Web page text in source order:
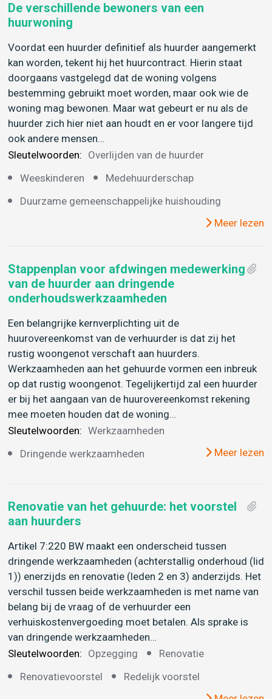
De verschillende bewoners van een
huurwoning
Voordat een huurder definitief als huurder aangemerkt
kan worden, tekent hij het huurcontract. Hierin staat
doorgaans vastgelegd dat de woning volgens
bestemming gebruikt moet worden, maar ook wie de
woning mag bewonen. Maar wat gebeurt er nu als de
huurder zich hier niet aan houdt en er voor langere tijd
ook andere mensen…
Sleutelwoorden: Overlijden van de huurder
Weeskinderen
Medehuurderschap
Duurzame gemeenschappelijke huishouding
Meer lezen
Stappenplan voor afdwingen medewerking
van de huurder aan dringende
onderhoudswerkzaamheden
Een belangrijke kernverplichting uit de
huurovereenkomst van de verhuurder is dat zij het
rustig woongenot verschaft aan huurders.
Werkzaamheden aan het gehuurde vormen een inbreuk
op dat rustig woongenot. Tegelijkertijd zal een huurder
er bij het aangaan van de huurovereenkomst rekening
mee moeten houden dat de woning…
Sleutelwoorden: Werkzaamheden
Dringende werkzaamheden
Meer lezen
Renovatie van het gehuurde: het voorstel
aan huurders
Artikel 7:220 BW maakt een onderscheid tussen
dringende werkzaamheden (achterstallig onderhoud (lid
1)) enerzijds en renovatie (leden 2 en 3) anderzijds. Het
verschil tussen beide werkzaamheden is met name van
belang bij de vraag of de verhuurder een
verhuiskostenvergoeding moet betalen. Als sprake is
van dringende werkzaamheden…
Sleutelwoorden: Opzegging
Renovatie
Renovatievoorstel
Redelijk voorstel